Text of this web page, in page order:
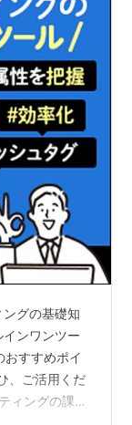
グの基礎知
ンワンツー
すすめポイ
、ご活用くだ
ィングの課題